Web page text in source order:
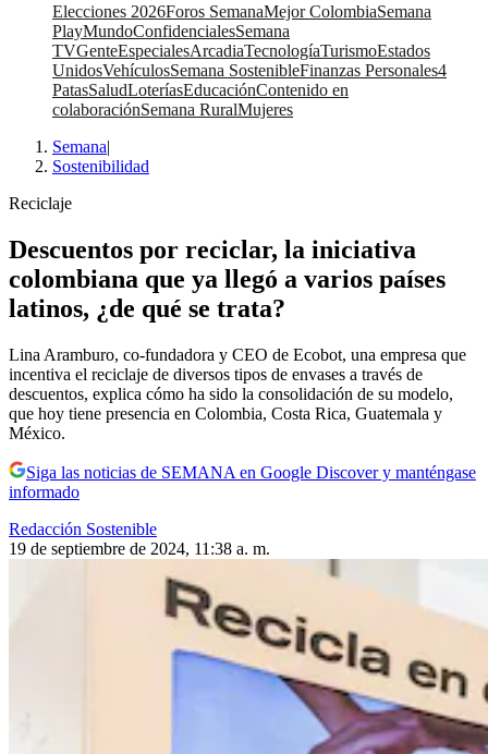
Elecciones 2026Foros SemanaMejor ColombiaSemana
PlayMundoConfidencialesSemana
TVGenteEspecialesArcadiaTecnologíaTurismoEstados
UnidosVehículosSemana SostenibleFinanzas Personales4
PatasSaludLoteríasEducaciónContenido en
colaboraciónSemana RuralMujeres
Semana|
Sostenibilidad
Reciclaje
Descuentos por reciclar, la iniciativa
colombiana que ya llegó a varios países
latinos, ¿de qué se trata?
Lina Aramburo, co-fundadora y CEO de Ecobot, una empresa que
incentiva el reciclaje de diversos tipos de envases a través de
descuentos, explica cómo ha sido la consolidación de su modelo,
que hoy tiene presencia en Colombia, Costa Rica, Guatemala y
México.
Siga las noticias de SEMANA en Google Discover y manténgase
informado
Redacción Sostenible
19 de septiembre de 2024, 11:38 a. m.